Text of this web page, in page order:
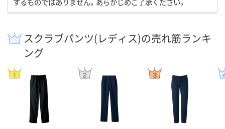
スクラブパンツ(レディス)の売れ筋ランキ
ング